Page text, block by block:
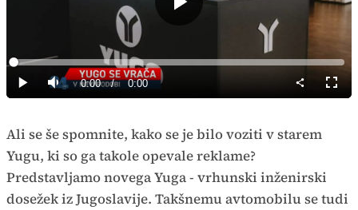
Predvajaj
Predvajaj
Tiho Current
0:00 / Duration
0:00
Loaded:
0%
način
Ali se še spomnite, kako se je bilo voziti v starem
Yugu, ki so ga takole opevale reklame?
Predstavljamo novega Yuga - vrhunski inženirski
dosežek iz Jugoslavije. Takšnemu avtomobilu se tudi